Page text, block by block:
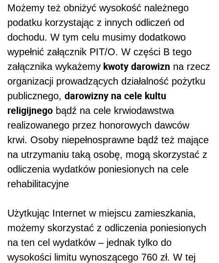
Możemy też obniżyć wysokość należnego
podatku korzystając z innych odliczeń od
dochodu. W tym celu musimy dodatkowo
wypełnić załącznik PIT/O. W części B tego
załącznika wykażemy kwoty darowizn na rzecz
organizacji prowadzących działalność pożytku
publicznego, darowizny na cele kultu
religijnego bądź na cele krwiodawstwa
realizowanego przez honorowych dawców
krwi. Osoby niepełnosprawne bądź też mające
na utrzymaniu taką osobę, mogą skorzystać z
odliczenia wydatków poniesionych na cele
rehabilitacyjne
Użytkując Internet w miejscu zamieszkania,
możemy skorzystać z odliczenia poniesionych
na ten cel wydatków – jednak tylko do
wysokości limitu wynoszącego 760 zł. W tej